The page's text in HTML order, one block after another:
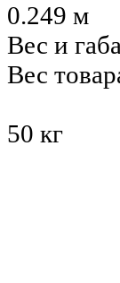
0.249 м
Вес и
Вес
50 кг